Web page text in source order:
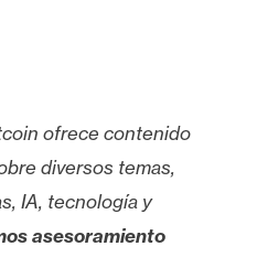
ofrece contenido
diversos temas,
IA, tecnología y
asesoramiento